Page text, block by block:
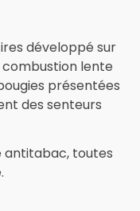
développé sur
combustion lente
présentées
des senteurs
antitabac, toutes